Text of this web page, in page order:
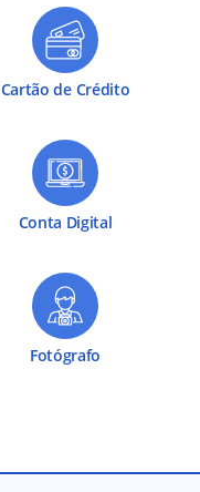
Cartão de Crédito
Conta Digital
Fotógrafo